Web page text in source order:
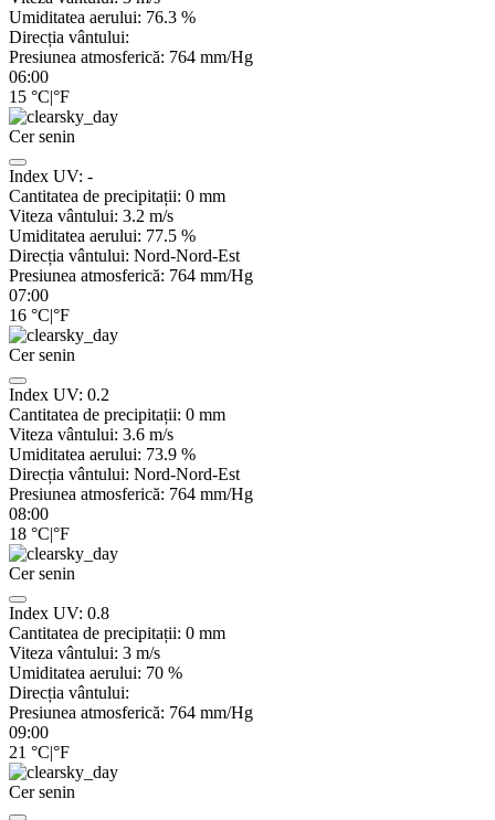
Umiditatea aerului: 76.3 %
Direcția vântului:
Presiunea atmosferică: 764 mm/Hg
06:00
15 °C|°F
Cer senin
Index UV: -
Cantitatea de precipitații: 0 mm
Viteza vântului: 3.2 m/s
Umiditatea aerului: 77.5 %
Direcția vântului: Nord-Nord-Est
Presiunea atmosferică: 764 mm/Hg
07:00
16 °C|°F
Cer senin
Index UV: 0.2
Cantitatea de precipitații: 0 mm
Viteza vântului: 3.6 m/s
Umiditatea aerului: 73.9 %
Direcția vântului: Nord-Nord-Est
Presiunea atmosferică: 764 mm/Hg
08:00
18 °C|°F
Cer senin
Index UV: 0.8
Cantitatea de precipitații: 0 mm
Viteza vântului: 3 m/s
Umiditatea aerului: 70 %
Direcția vântului:
Presiunea atmosferică: 764 mm/Hg
09:00
21 °C|°F
Cer senin